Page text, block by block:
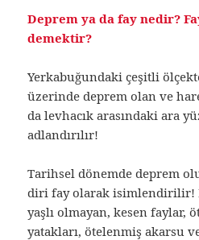
Deprem ya da fay nedir?
demektir?
Yerkabuğundaki çeşitli
üzerinde deprem olan ve
da levhacık arasındaki ara
adlandırılır!
Tarihsel dönemde deprem
diri fay olarak isimlendirilir!
yaşlı olmayan, kesen faylar,
yatakları, ötelenmiş akarsu